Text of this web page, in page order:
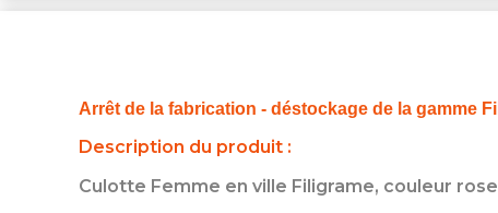
Arrêt de la fabrication - déstockage de la gamme
Description du produit :
Culotte Femme en ville Filigrame, couleur